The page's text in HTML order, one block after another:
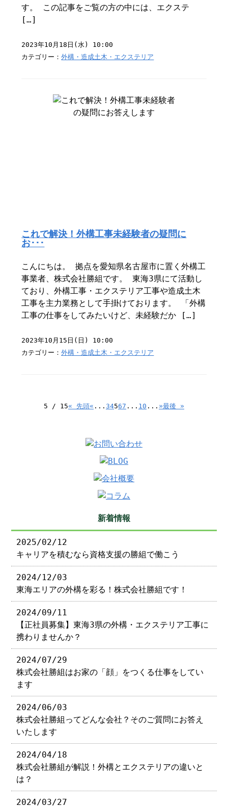
す。 この記事をご覧の方の中には、エクステ
[…]
2023年10月18日(水) 10:00
カテゴリー：外構・造成土木・エクステリア
これで解決！外構工事未経験者の疑問に
お･･･
こんにちは。 拠点を愛知県名古屋市に置く外構工
事業者、株式会社勝組です。 東海3県にて活動し
ており、外構工事・エクステリア工事や造成土木
工事を主力業務として手掛けております。 「外構
工事の仕事をしてみたいけど、未経験だか […]
2023年10月15日(日) 10:00
カテゴリー：外構・造成土木・エクステリア
5 / 15« 先頭« ... 34567 ... 10 ... »最後 »
新着情報
2025/02/12
キャリアを積むなら資格支援の勝組で働こう
2024/12/03
東海エリアの外構を彩る！株式会社勝組です！
2024/09/11
【正社員募集】東海3県の外構・エクステリア工事に
携わりませんか？
2024/07/29
株式会社勝組はお家の「顔」をつくる仕事をしてい
ます
2024/06/03
株式会社勝組ってどんな会社？そのご質問にお答え
いたします
2024/04/18
株式会社勝組が解説！外構とエクステリアの違いと
は？
2024/03/27